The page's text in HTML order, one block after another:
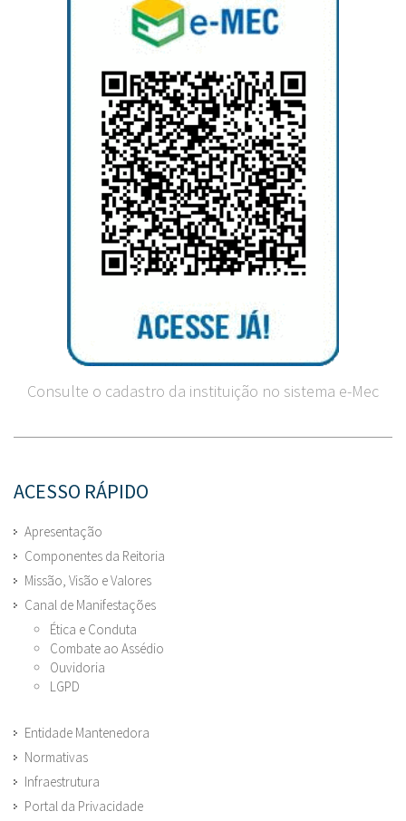
Consulte o cadastro da instituição no sistema e-Mec
ACESSO RÁPIDO
Apresentação
Componentes da Reitoria
Missão, Visão e Valores
Canal de Manifestações
Ética e Conduta
Combate ao Assédio
Ouvidoria
LGPD
Entidade Mantenedora
Normativas
Infraestrutura
Portal da Privacidade